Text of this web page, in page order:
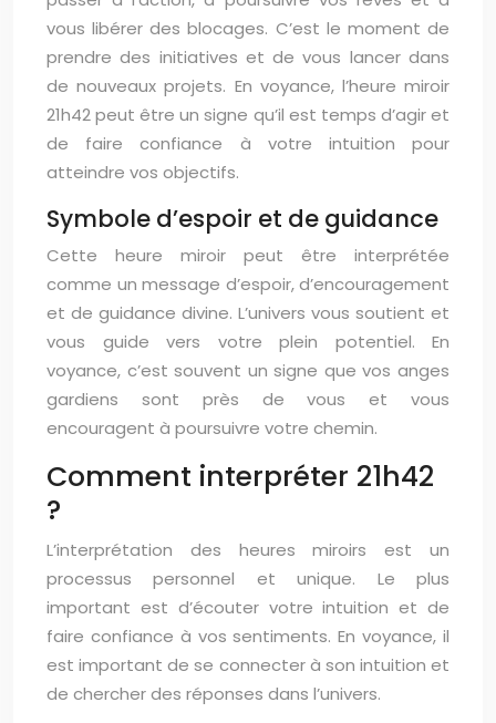
vous libérer des blocages. C’est le moment de
prendre des initiatives et de vous lancer dans
de nouveaux projets. En voyance, l’heure miroir
21h42 peut être un signe qu’il est temps d’agir et
de faire confiance à votre intuition pour
atteindre vos objectifs.
Symbole d’espoir et de guidance
Cette heure miroir peut être interprétée
comme un message d’espoir, d’encouragement
et de guidance divine. L’univers vous soutient et
vous guide vers votre plein potentiel. En
voyance, c’est souvent un signe que vos anges
gardiens sont près de vous et vous
encouragent à poursuivre votre chemin.
Comment interpréter 21h42
?
L’interprétation des heures miroirs est un
processus personnel et unique. Le plus
important est d’écouter votre intuition et de
faire confiance à vos sentiments. En voyance, il
est important de se connecter à son intuition et
de chercher des réponses dans l’univers.